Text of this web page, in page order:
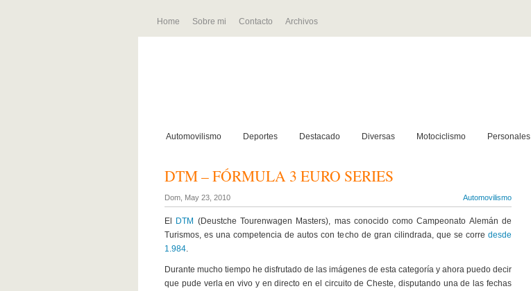
Home Sobre mi Contacto Archivos
Automovilismo Deportes Destacado Diversas Motociclismo Personales
DTM – FÓRMULA 3 EURO SERIES
Dom, May 23, 2010 Automovilismo
El DTM (Deustche Tourenwagen Masters), mas conocido como Campeonato Alemán de
Turismos, es una competencia de autos con techo de gran cilindrada, que se corre desde
1.984.
Durante mucho tiempo he disfrutado de las imágenes de esta categoría y ahora puedo decir
que pude verla en vivo y en directo en el circuito de Cheste, disputando una de las fechas